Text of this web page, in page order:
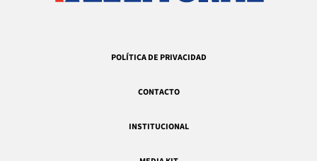
POLÍTICA DE PRIVACIDAD
CONTACTO
INSTITUCIONAL